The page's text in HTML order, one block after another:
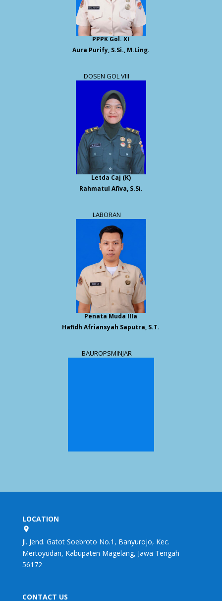
PPPK Gol. XI
Aura Purify, S.Si., M.Ling.
DOSEN GOL VIII
Letda Caj (K)
Rahmatul Afiva, S.Si.
LABORAN
Penata Muda IIIa
Hafidh Afriansyah Saputra, S.T.
BAUROPSMINJAR
LOCATION
Jl. Jend. Gatot Soebroto No.1, Banyurojo, Kec.
Mertoyudan, Kabupaten Magelang, Jawa Tengah
56172
CONTACT US